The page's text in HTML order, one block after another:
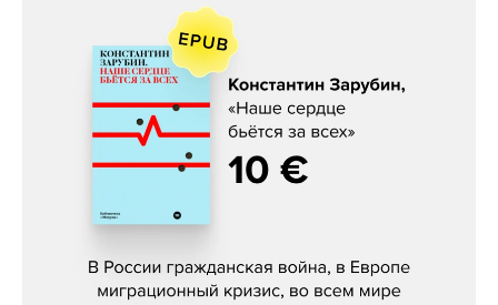
Константин Зарубин, «Наше сердце